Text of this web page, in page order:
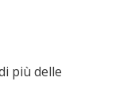
più delle